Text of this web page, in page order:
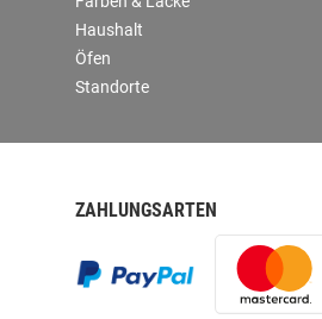
Haushalt
Öfen
Standorte
ZAHLUNGSARTEN